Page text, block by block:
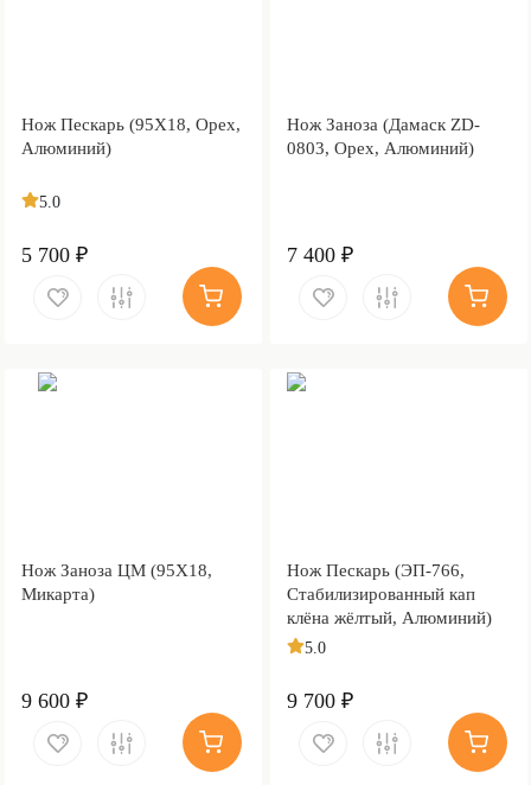
Нож Пескарь (95Х18, Орех,
Алюминий)
5.0
5 700 ₽
Нож Заноза (Дамаск ZD-
0803, Орех, Алюминий)
7 400 ₽
Нож Заноза ЦМ (95Х18,
Микарта)
9 600 ₽
Нож Пескарь (ЭП-766,
Стабилизированный кап
клёна жёлтый, Алюминий)
5.0
9 700 ₽